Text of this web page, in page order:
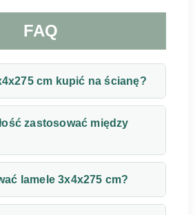
FAQ
cm kupić na ścianę?
zastosować między
lamele 3x4x275 cm?